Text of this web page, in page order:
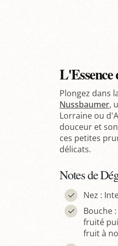
Plongez dans
Nussbaumer,
Lorraine ou
douceur et
ces petites
délicats.
Notes de
Nez :
Bouche
fruité
fruit à